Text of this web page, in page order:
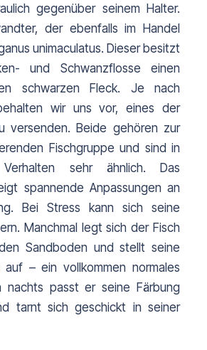
gegenüber seinem Halter.
der ebenfalls im Handel
unimaculatus. Dieser besitzt
und Schwanzflosse einen
schwarzen Fleck. Je nach
wir uns vor, eines der
versenden. Beide gehören zur
Fischgruppe und sind in
sehr ähnlich. Das
spannende Anpassungen an
Bei Stress kann sich seine
Manchmal legt sich der Fisch
Sandboden und stellt seine
auf – ein vollkommen normales
nachts passt er seine Färbung
tarnt sich geschickt in seiner